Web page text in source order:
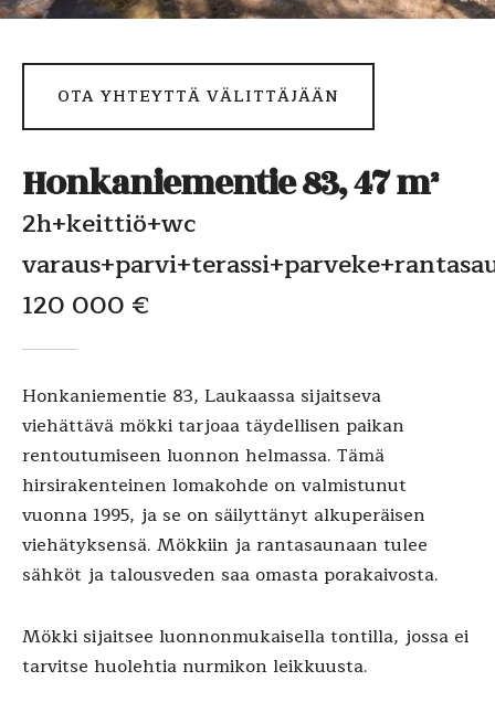
OTA YHTEYTTÄ VÄLITTÄJÄÄN
Honkaniementie 83, 47 m²
2h+keittiö+wc
120 000 €
Honkaniementie 83, Laukaassa sijaitseva
viehättävä mökki tarjoaa täydellisen paikan
rentoutumiseen luonnon helmassa. Tämä
hirsirakenteinen lomakohde on valmistunut
vuonna 1995, ja se on säilyttänyt alkuperäisen
viehätyksensä. Mökkiin ja rantasaunaan tulee
sähköt ja talousveden saa omasta porakaivosta.
Mökki sijaitsee luonnonmukaisella tontilla, jossa ei
tarvitse huolehtia nurmikon leikkuusta.